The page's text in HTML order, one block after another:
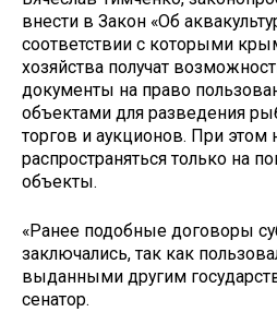
внести в Закон «Об
соответствии с которыми
хозяйства получат
документы на право
объектами для разведения
торгов и аукционов. При
распространяться только на
объекты.
«Ранее подобные договоры
заключались, так как
выданными другим
сенатор.